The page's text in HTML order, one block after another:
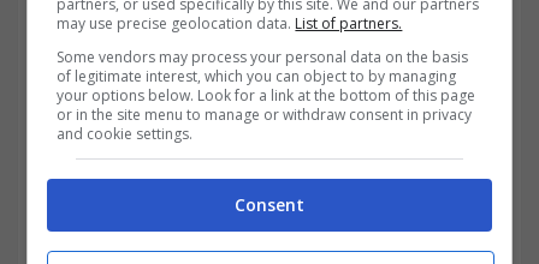
may use precise geolocation data. List of partners.
Some vendors may process your personal data on the basis
of legitimate interest, which you can object to by managing
your options below. Look for a link at the bottom of this page
or in the site menu to manage or withdraw consent in privacy
and cookie settings.
Consent